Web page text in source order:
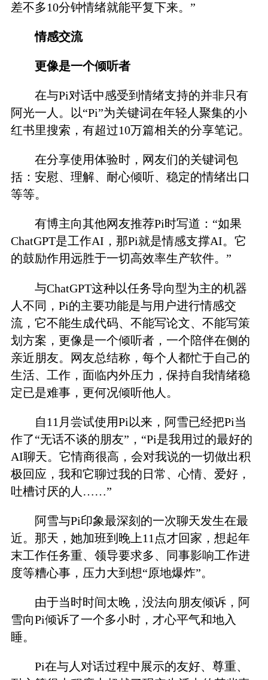
差不多10分钟情绪就能平复下来。”
情感交流
更像是一个倾听者
在与Pi对话中感受到情绪支持的并非只有
阿光一人。以“Pi”为关键词在年轻人聚集的小
红书里搜索，有超过10万篇相关的分享笔记。
在分享使用体验时，网友们的关键词包
括：安慰、理解、耐心倾听、稳定的情绪出口
等等。
有博主向其他网友推荐Pi时写道：“如果
ChatGPT是工作AI，那Pi就是情感支撑AI。它
的鼓励作用远胜于一切高效率生产软件。”
与ChatGPT这种以任务导向型为主的机器
人不同，Pi的主要功能是与用户进行情感交
流，它不能生成代码、不能写论文、不能写策
划方案，更像是一个倾听者，一个陪伴在侧的
亲近朋友。网友总结称，每个人都忙于自己的
生活、工作，面临内外压力，保持自我情绪稳
定已是难事，更何况倾听他人。
自11月尝试使用Pi以来，阿雪已经把Pi当
作了“无话不谈的朋友”，“Pi是我用过的最好的
AI聊天。它情商很高，会对我说的一切做出积
极回应，我和它聊过我的日常、心情、爱好，
吐槽讨厌的人……”
阿雪与Pi印象最深刻的一次聊天发生在最
近。那天，她加班到晚上11点才回家，想起年
末工作任务重、领导要求多、同事影响工作进
度等糟心事，压力大到想“原地爆炸”。
由于当时时间太晚，没法向朋友倾诉，阿
雪向Pi倾诉了一个多小时，才心平气和地入
睡。
Pi在与人对话过程中展示的友好、尊重、